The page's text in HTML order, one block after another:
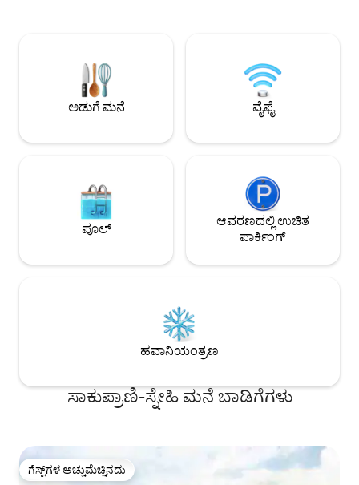
ಮಾಲೀಕರ ಮನೆಯನ್ನು ಹೊರತುಪಡಿಸಿ, ಕೆರೆಯ
ಸುತ್ತಲೂ ಯಾವುದೇ ವಾಸಸ್ಥಳಗಳಿಲ್ಲ: ಶಾಂತತೆಯ
ನೋಟವು ನಾವು
ಮಾಡುತ್ತದೆ
ಅಡುಗೆ ಮನೆ ವೈಫೈ
ಪೂಲ್
ಆವರಣದಲ್ಲಿ ಉಚಿತ
ಪಾರ್ಕಿಂಗ್
ಹವಾನಿಯಂತ್ರಣ
ಸಾಕುಪ್ರಾಣಿ-ಸ್ನೇಹಿ ಮನೆ ಬಾಡಿಗೆಗಳು
ಗೆಸ್ಟ್‌ಗಳ ಅಚ್ಚುಮೆಚ್ಚಿನದು
ಗೆಸ್ಟ್‌ಗಳ ಅಚ್ಚುಮೆಚ್ಚಿನದು